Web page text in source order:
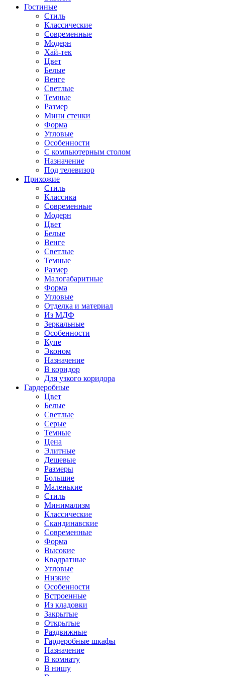
Гостиные
Стиль
Классические
Современные
Модерн
Хай-тек
Цвет
Белые
Венге
Светлые
Темные
Размер
Мини стенки
Форма
Угловые
Особенности
С компьютерным столом
Назначение
Под телевизор
Прихожие
Стиль
Классика
Современные
Модерн
Цвет
Белые
Венге
Светлые
Темные
Размер
Малогабаритные
Форма
Угловые
Отделка и материал
Из МДФ
Зеркальные
Особенности
Купе
Эконом
Назначение
В коридор
Для узкого коридора
Гардеробные
Цвет
Белые
Светлые
Серые
Темные
Цена
Элитные
Дешевые
Размеры
Большие
Маленькие
Стиль
Минимализм
Классические
Скандинавские
Современные
Форма
Высокие
Квадратные
Угловые
Низкие
Особенности
Встроенные
Из кладовки
Закрытые
Открытые
Раздвижные
Гардеробные шкафы
Назначение
В комнату
В нишу